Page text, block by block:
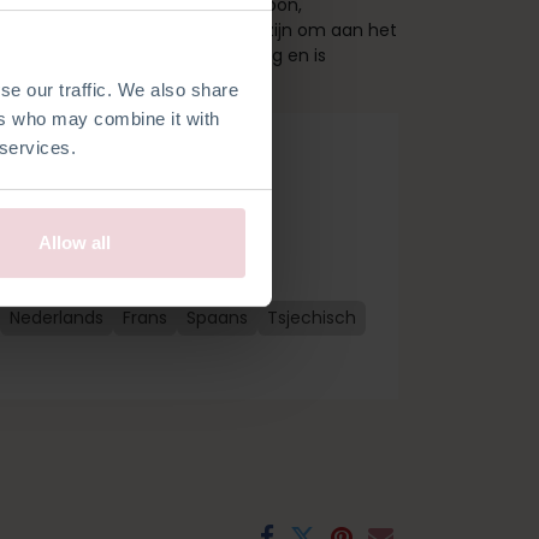
our traffic. We also share
who may combine it with
Allow all
Dit pakket bevat een patroon,
en alle fournituren die nodig zijn om aan het
De Peer is ongeveer 8 cm hoog en is
mm.
Nederlands Frans Spaans
Tsjechisch